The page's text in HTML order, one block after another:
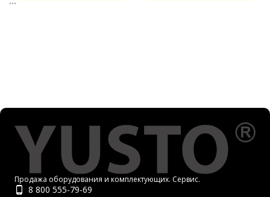
```
Продажа оборудования и комплектующих. Сервис.
8 800 555-79-69